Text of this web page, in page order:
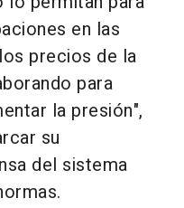
en las
precios de la
para
la presión",
su
del sistema